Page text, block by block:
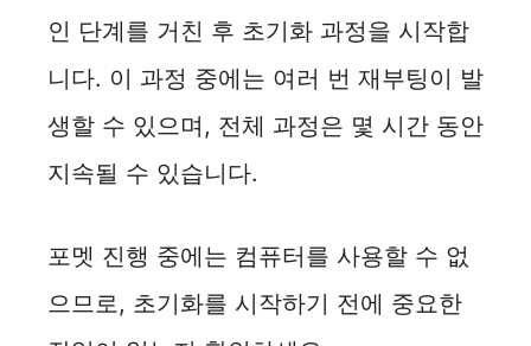
인 단계를 거친 후 초기화 과정을 시작합
니다. 이 과정 중에는 여러 번 재부팅이 발
생할 수 있으며, 전체 과정은 몇 시간 동안
지속될 수 있습니다.
포멧 진행 중에는 컴퓨터를 사용할 수 없
으므로, 초기화를 시작하기 전에 중요한